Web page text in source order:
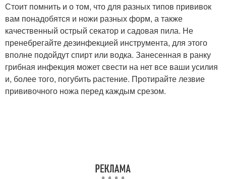
Стоит помнить и о том, что для разных типов прививок
вам понадобятся и ножи разных форм, а также
качественный острый секатор и садовая пила. Не
пренебрегайте дезинфекцией инструмента, для этого
вполне подойдут спирт или водка. Занесенная в ранку
грибная инфекция может свести на нет все ваши усилия
и, более того, погубить растение. Протирайте лезвие
прививочного ножа перед каждым срезом.